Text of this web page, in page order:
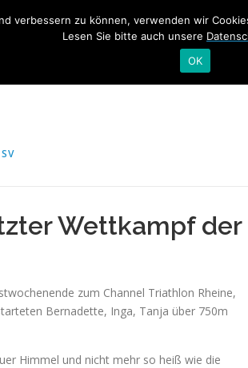
TRAINING NEWS
Wettkampf der
zum Channel Triathlon Rheine,
Bernadette, Inga, Tanja über 750m
Himmel und nicht mehr so heiß wie die
verbessern zu können, verwenden wir
Lesen Sie bitte auch unsere
OK